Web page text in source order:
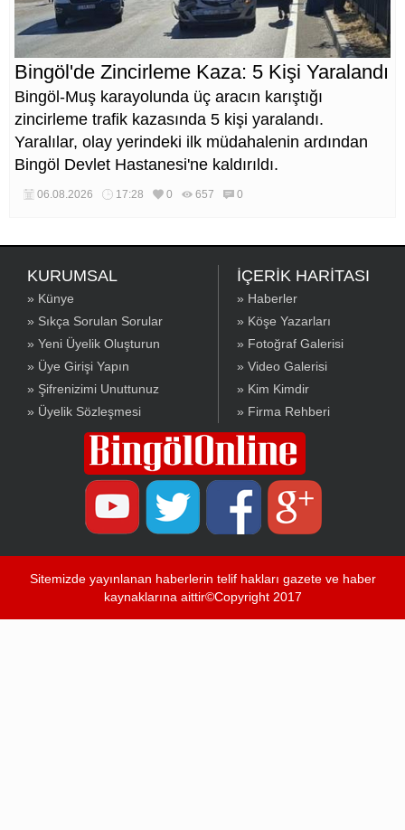
Bingöl'de Zincirleme Kaza: 5 Kişi Yaralandı
Bingöl-Muş karayolunda üç aracın karıştığı
zincirleme trafik kazasında 5 kişi yaralandı.
Yaralılar, olay yerindeki ilk müdahalenin ardından
Bingöl Devlet Hastanesi'ne kaldırıldı.
06.08.2026 17:28 0 657 0
KURUMSAL
» Künye
» Sıkça Sorulan Sorular
» Yeni Üyelik Oluşturun
» Üye Girişi Yapın
» Şifrenizimi Unuttunuz
» Üyelik Sözleşmesi
İÇERİK HARİTASI
» Haberler
» Köşe Yazarları
» Fotoğraf Galerisi
» Video Galerisi
» Kim Kimdir
» Firma Rehberi
Sitemizde yayınlanan haberlerin telif hakları gazete ve haber
kaynaklarına aittir©Copyright 2017